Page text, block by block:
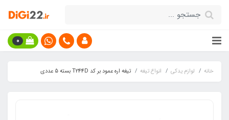
0
خانه لوازم یدکی انواع تیغه تیغه اره عمود بر کد T244D بسته 5 عددی